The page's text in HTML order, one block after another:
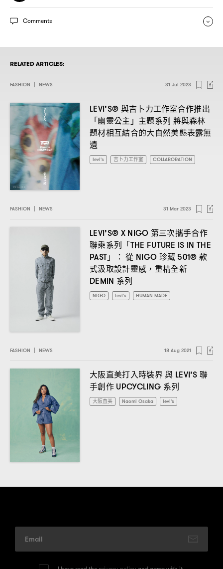
Comments
RELATED ARTICLES:
FASHION NEWS 31 Jul 2023
LEVI’S® 與吉卜力工作室合作推出
「幽靈公主」主題系列 將與森林
題材相互結合的大自然美態表露無
遺
levi's 吉卜力工作室 COLLABORATION
FASHION NEWS 31 Mar 2023
LEVI’S® X NIGO 第三次攜手合作
聯乘系列「THE FUTURE IS IN THE
PAST」 ：從 NIGO 珍藏 501®款
式汲取設計靈感 ， 重構全新
DEMIN 系列
NIGO levi's HUMAN MADE
FASHION NEWS 18 Aug 2021
大阪直美打入時裝界 與 LEVI’S聯
手創作UPCYCLING 系列
大阪直美 Naomi Osaka levi's